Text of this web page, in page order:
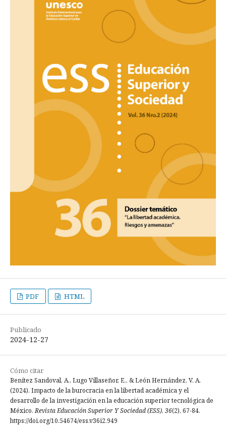
PDF HTML
Publicado
2024-12-27
Cómo citar
Benítez Sandoval, A., Lugo Villaseñor, E., & León Hernández, V. A.
(2024). Impacto de la burocracia en la libertad académica y el
desarrollo de la investigación en la educación superior tecnológica de
México.Revista Educación Superior Y Sociedad (ESS), 36(2), 67-84.
https://doi.org/10.54674/ess.v36i2.949